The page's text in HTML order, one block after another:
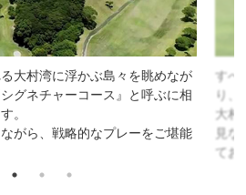
る大村湾に浮かぶ島々を眺めなが
グネチャーコース』と呼ぶに相
。
がら、戦略的なプレーをご堪能
すべ
り、
大村
見な
てお